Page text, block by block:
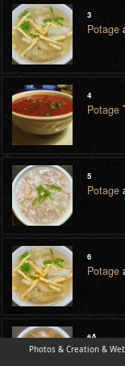
3
Potage
4
Potage
5
Potage
6
Potage
6A
Potage
Photos & Creation &